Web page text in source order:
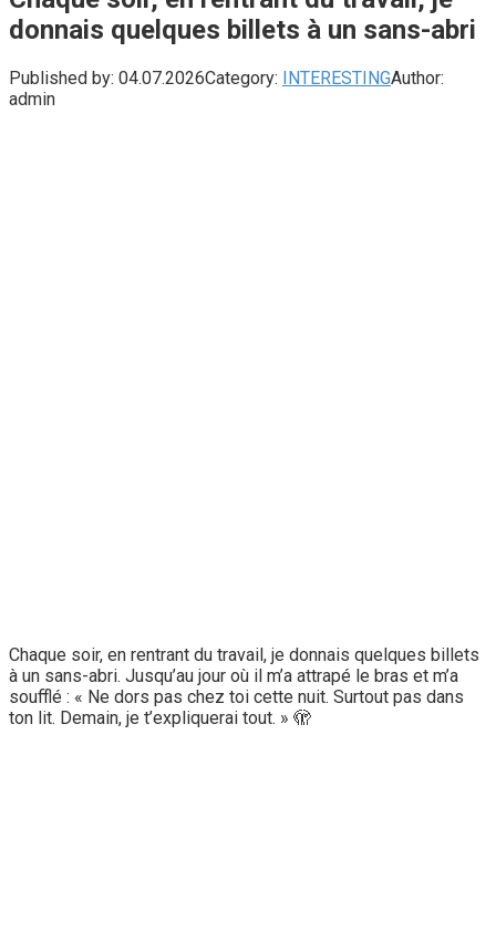
donnais quelques billets à un sans-abri
Published by: 04.07.2026Category: INTERESTINGAuthor:
admin
Chaque soir, en rentrant du travail, je donnais quelques billets
à un sans-abri. Jusqu’au jour où il m’a attrapé le bras et m’a
soufflé : « Ne dors pas chez toi cette nuit. Surtout pas dans
ton lit. Demain, je t’expliquerai tout. » 🫣